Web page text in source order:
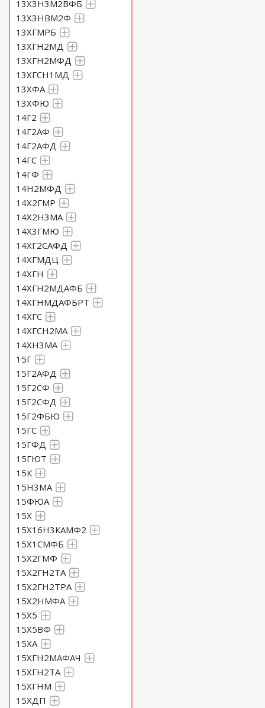
13Х3Н3М2ВФБ
13Х3НВМ2Ф
13ХГМРБ
13ХГН2МД
13ХГН2МФД
13ХГСН1МД
13ХФА
13ХФЮ
14Г2
14Г2АФ
14Г2АФД
14ГС
14ГФ
14Н2МФД
14Х2ГМР
14Х2Н3МА
14Х3ГМЮ
14ХГ2САФД
14ХГМДЦ
14ХГН
14ХГН2МДАФБ
14ХГНМДАФБРТ
14ХГС
14ХГСН2МА
14ХН3МА
15Г
15Г2АФД
15Г2СФ
15Г2СФД
15Г2ФБЮ
15ГС
15ГФД
15ГЮТ
15К
15Н3МА
15ФЮА
15Х
15Х16Н3КАМФ2
15Х1СМФБ
15Х2ГМФ
15Х2ГН2ТА
15Х2ГН2ТРА
15Х2НМФА
15Х5
15Х5ВФ
15ХА
15ХГН2МАФАЧ
15ХГН2ТА
15ХГНМ
15ХДП